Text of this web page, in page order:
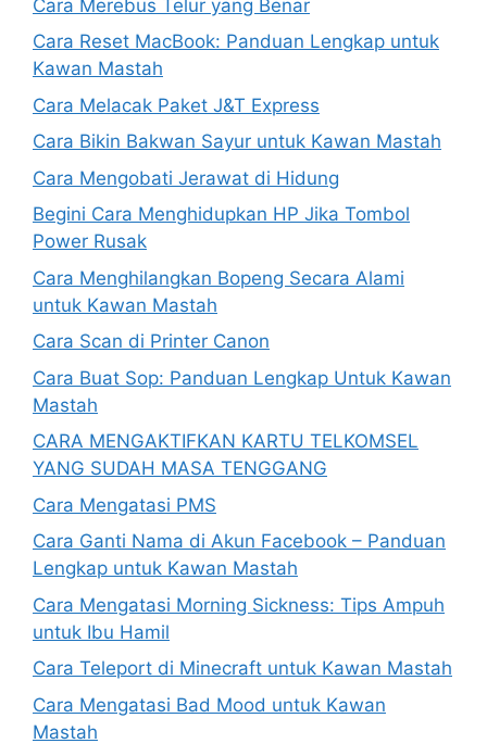
Cara Merebus Telur yang Benar
Cara Reset MacBook: Panduan Lengkap untuk
Kawan Mastah
Cara Melacak Paket J&T Express
Cara Bikin Bakwan Sayur untuk Kawan Mastah
Cara Mengobati Jerawat di Hidung
Begini Cara Menghidupkan HP Jika Tombol
Power Rusak
Cara Menghilangkan Bopeng Secara Alami
untuk Kawan Mastah
Cara Scan di Printer Canon
Cara Buat Sop: Panduan Lengkap Untuk Kawan
Mastah
CARA MENGAKTIFKAN KARTU TELKOMSEL
YANG SUDAH MASA TENGGANG
Cara Mengatasi PMS
Cara Ganti Nama di Akun Facebook – Panduan
Lengkap untuk Kawan Mastah
Cara Mengatasi Morning Sickness: Tips Ampuh
untuk Ibu Hamil
Cara Teleport di Minecraft untuk Kawan Mastah
Cara Mengatasi Bad Mood untuk Kawan
Mastah